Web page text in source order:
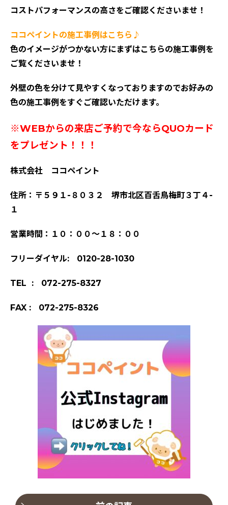
コストパフォーマンスの高さをご確認くださいませ！
ココペイントの施工事例はこちら♪
色のイメージがつかない方にまずはこちらの施工事例を
ご覧くださいませ！
外壁の色を分けて見やすくなっておりますのでお好みの
色の施工事例をすぐご確認いただけます。
※WEBからの来店ご予約で今ならQUOカード
をプレゼント！！！
株式会社 ココペイント
住所：〒５９１-８０３２ 堺市北区百舌鳥梅町３丁４-
１
営業時間：１０：００～１８：００
フリーダイヤル: 0120-28-1030
TEL : 072-275-8327
FAX : 072-275-8326